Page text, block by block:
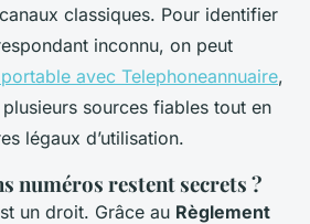
classiques. Pour identifier
inconnu, on peut
avec Telephoneannuaire,
sources fiables tout en
légaux d’utilisation.
numéros restent secrets ?
un droit. Grâce au Règlement